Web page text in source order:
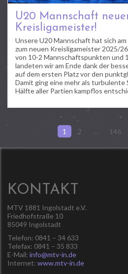
U20 Mannschaft
Kreisligameister!
Unsere U20 Mannschaft hat sich
zum neuen Kreisligameister 2025/
von 10-2 Mannschaftspunkten und
landeten wir am Ende dank der
auf dem ersten Platz vor den
Damit ging eine mehr als turbulente
Hälfte aller Partien kampflos
der
1 2 … 146
KONTAKT
MTV 1881 Ingolstadt e.V.
Friedhofstraße 10
85049 Ingolstadt
Telefon: 0841 – 34 633
Telefax: 0841 – 35 833
E-Mail: info@mtv-in.de
Internet: www.mtv-in.de